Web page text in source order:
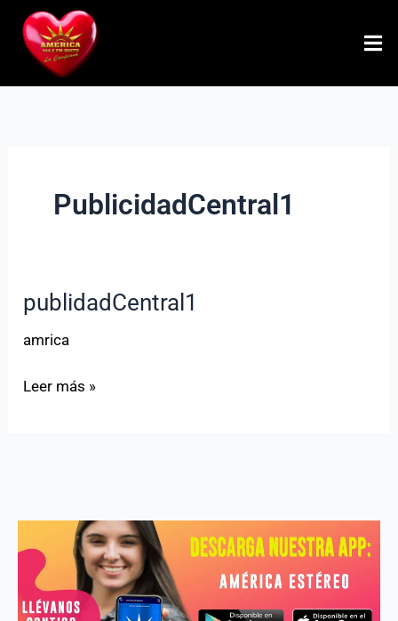
contenido
PublicidadCentral1
publidadCentral1
amrica
publidadCentral1
Leer más »